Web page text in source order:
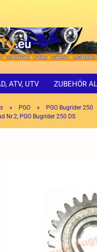
ATV, UTV ZUBEHÖR
» PGO » PGO Bugrider 250
Nr.2, PGO Bugrider 250 DS